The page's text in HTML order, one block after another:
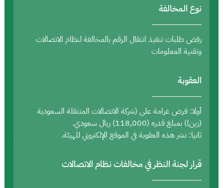
نوع المخالفة
رفض طلبات تنفيذ انتقال الرقم بالمخالفة لنظام الاتصالات
وتقنية المعلومات
العقوبة
أولا: فرض غرامة على (شركة الاتصالات المتنقلة السعودية
(زين)) بمبلغ قدره (118,000) ريال سعودي.
ثانيا: نشر هذه العقوبة في الموقع الإلكتروني للهيئة.
قرار لجنة النظر في مخالفات نظام الاتصالات